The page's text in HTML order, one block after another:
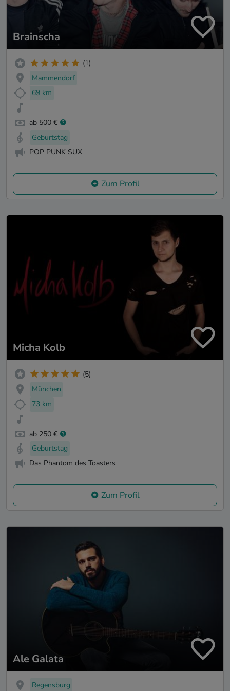
Brainscha
(1)
Mammendorf
69 km
ab 500 €
Geburtstag
POP PUNK SUX
Zum Profil
Micha Kolb
(5)
München
73 km
ab 250 €
Geburtstag
Das Phantom des Toasters
Zum Profil
Ale Galata
Regensburg